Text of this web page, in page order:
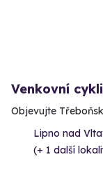
Venkovní
Objevujte
Lipno nad
(+ 1 další